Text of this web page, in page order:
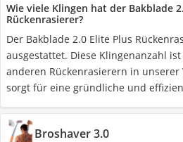
Wie viele Klingen hat der Bakblade
Rückenrasierer?
Der Bakblade 2.0 Elite Plus
ausgestattet. Diese Klingenanzahl
anderen Rückenrasierern in
sorgt für eine gründliche und
Broshaver 3.0